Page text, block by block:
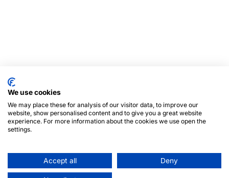
We use cookies
We may place these for analysis of our visitor data, to improve our
website, show personalised content and to give you a great website
experience. For more information about the cookies we use open the
settings.
Accept all Deny